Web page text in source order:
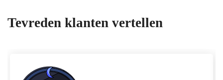
Tevreden klanten vertellen